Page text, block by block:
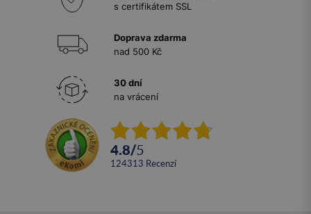
s certifikátem SSL
Doprava zdarma
nad 500 Kč
30 dní
na vrácení
4.8/5
124313 recenzí